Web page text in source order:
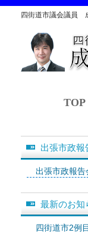
四街道市議会議員
TOP
出張市政報
出張市政報告
最新のお知
四街道市2例